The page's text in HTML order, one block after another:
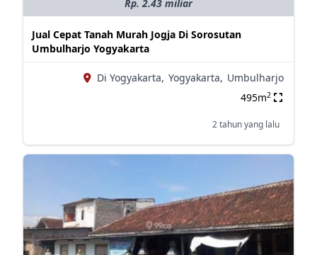
Rp. 2.43 miliar
Jual Cepat Tanah Murah Jogja Di Sorosutan
Umbulharjo Yogyakarta
Di Yogyakarta, Yogyakarta, Umbulharjo
495m2
2 tahun yang lalu